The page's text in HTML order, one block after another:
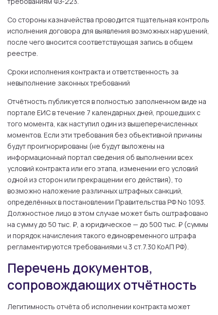
Со стороны казначейства проводится тщательная контроль
исполнения договора для выявления возможных нарушений,
после чего вносится соответствующая запись в общем
реестре.
Сроки исполнения контракта и ответственность за
невыполнение законных требований
Отчётность публикуется в полностью заполненном виде на
портале ЕИС в течение 7 календарных дней, прошедших с
того момента, как наступил один из вышеперечисленных
моментов. Если эти требования без объективной причины
будут проигнорированы (не будут выложены на
информационный портал сведения об выполнении всех
условий контракта или его этапа, изменении его условий
одной из сторон или прекращении его действия), то
возможно наложение различных штрафных санкций,
определённых в постановлении Правительства РФ No 1093.
Должностное лицо в этом случае может быть оштрафовано
на сумму до 50 тыс. ₽, а юридическое — до 500 тыс. ₽ (суммы
и порядок начисления такого единовременного штрафа
регламентируются требованиями ч.3 ст.7.30 КоАП РФ).
Перечень документов,
сопровождающих отчётность
Легитимность отчёта об исполнении контракта может